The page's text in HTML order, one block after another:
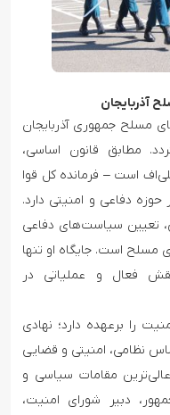
آذربایجان
مسلح جمهوری آذربایجان
مطابق قانون اساسی،
است – فرمانده کل قوا
دفاعی و امنیتی دارد.
تعیین سیاست‌های دفاعی
مسلح است. جایگاه او تنها
فعال و عملیاتی در
را برعهده دارد؛ نهادی
نظامی، امنیتی و قضایی
مقامات سیاسی و
دبیر شورای امنیت،